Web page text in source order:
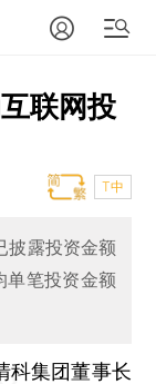
联网投
T中
披露投资金额
单笔投资金额
科集团董事长